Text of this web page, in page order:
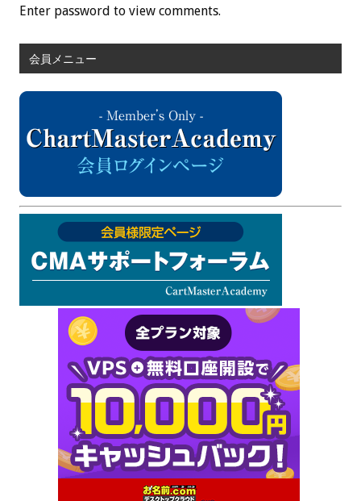
Enter password to view comments.
会員メニュー